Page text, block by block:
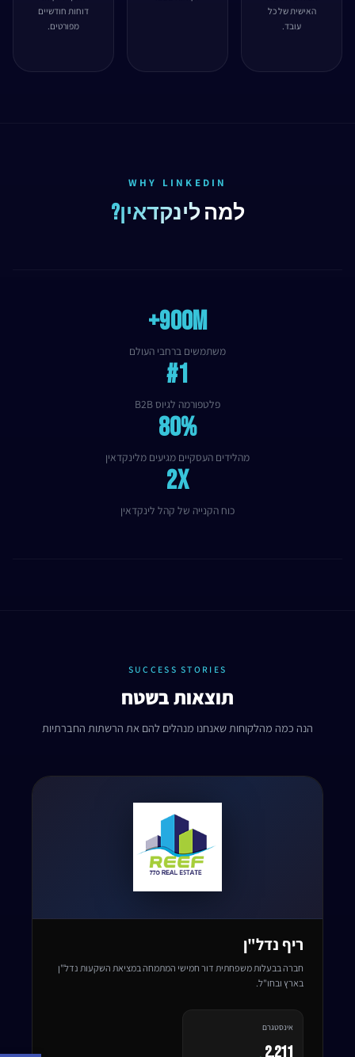
האישית של כל
עובד.
דוחות חודשיים
מפורטים.
WHY LINKEDIN
למהלינקדאין?
900M+
משתמשים ברחבי העולם
#1
פלטפורמה לגיוס B2B
80%
מהלידים העסקיים מגיעים מלינקדאין
2x
כוח הקנייה של קהל לינקדאין
SUCCESS STORIES
תוצאות בשטח
הנה כמה מהלקוחות שאנחנו מנהלים להם את הרשתות החברתיות
ריף נדל"ן
חברה בבעלות משפחתית דור חמישי המתמחה במציאת השקעות נדל"ן
בארץ ובחו"ל.
אינסטגרם
2,211